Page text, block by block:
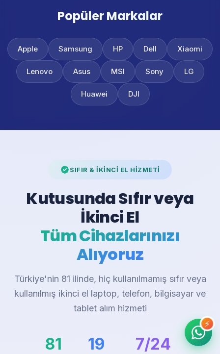
Popüler Markalar
Apple Samsung HP Dell Xiaomi
Lenovo Asus MSI Sony LG
Huawei DJI
SIFIR & İKİNCİ EL HİZMETİ
Kutusunda Sıfır veya
İkinci El
Tüm Cihazlarınızı
Alıyoruz
Türkiye'nin 81 ilinde, hiç kullanılmamış sıfır veya
kullanılmış ikinci el laptop, telefon, bilgisayar ve
tablet alım hizmeti
81 19 7/24
⚡